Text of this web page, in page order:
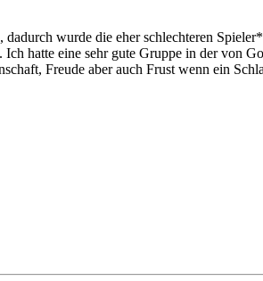
wurde die eher schlechteren
hatte eine sehr gute Gruppe in der von
Freude aber auch Frust wenn ein